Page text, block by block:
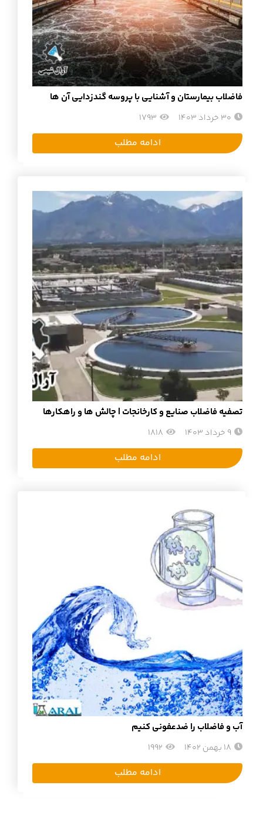
فاضلاب بیمارستان و آشنایی با پروسه گندزدایی آن ها
30 خرداد 1403 1793
ادامه مطلب
تصفیه فاضلاب صنایع و کارخانجات | چالش ها و راهکارها
9 خرداد 1403 1818
ادامه مطلب
آب و فاضلاب را ضدعفونی کنیم
18 بهمن 1402 1992
ادامه مطلب